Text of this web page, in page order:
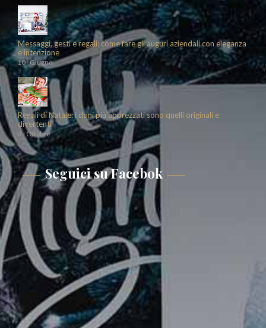
Messaggi, gesti e regali: come fare gli auguri aziendali con eleganza
e intenzione
10 - Giugno
Regali di Natale: i doni più apprezzati sono quelli originali e
divertenti
3 - Ottobre
Seguici su Facebok